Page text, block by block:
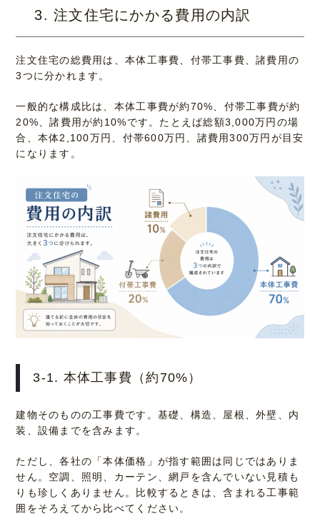
3. 注文住宅にかかる費用の内訳
注文住宅の総費用は、本体工事費、付帯工事費、諸費用の
3つに分かれます。
一般的な構成比は、本体工事費が約70%、付帯工事費が約
20%、諸費用が約10%です。たとえば総額3,000万円の場
合、本体2,100万円、付帯600万円、諸費用300万円が目安
になります。
3-1. 本体工事費（約70%）
建物そのものの工事費です。基礎、構造、屋根、外壁、内
装、設備までを含みます。
ただし、各社の「本体価格」が指す範囲は同じではありま
せん。空調、照明、カーテン、網戸を含んでいない見積も
りも珍しくありません。比較するときは、含まれる工事範
囲をそろえてから比べてください。